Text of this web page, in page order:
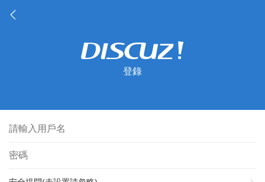
登錄